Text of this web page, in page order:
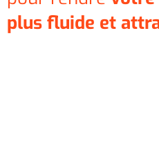
plus fluide et